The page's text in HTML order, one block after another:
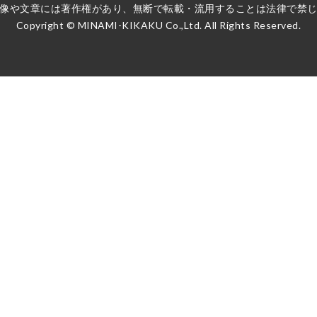
や文章には著作権があり、無断で転載・流用することは法律で禁じ
Copyright ©️ MINAMI-KIKAKU Co.,Ltd. All Rights Reserved.